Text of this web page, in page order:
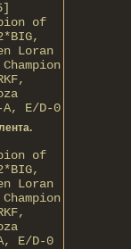
of
Loran
E/D-0
of
Loran
E/D-0